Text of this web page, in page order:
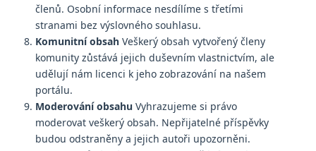
členů. Osobní informace nesdílíme s třetími
stranami bez výslovného souhlasu.
Komunitní obsahVeškerý obsah vytvořený členy
komunity zůstává jejich duševním vlastnictvím, ale
udělují nám licenci k jeho zobrazování na našem
portálu.
Moderování obsahuVyhrazujeme si právo
moderovat veškerý obsah. Nepřijatelné příspěvky
budou odstraněny a jejich autoři upozorněni.